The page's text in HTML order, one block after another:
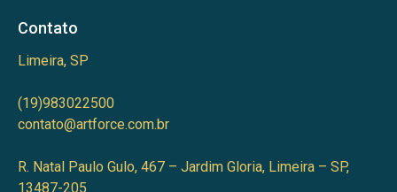
Contato
Limeira, SP
(19)983022500
contato@artforce.com.br
R. Natal Paulo Gulo, 467 – Jardim Gloria, Limeira – SP,
13487-205